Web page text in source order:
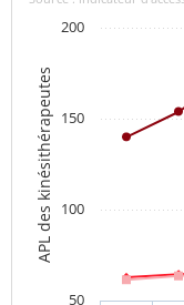
APL des kinésithérapeutes
50
100
150
200